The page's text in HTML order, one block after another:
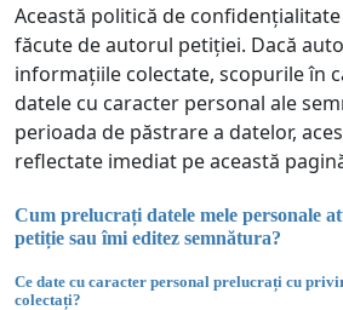
Această politică de
făcute de autorul petiției. Dacă
informațiile colectate, scopurile în
datele cu caracter personal ale
perioada de păstrare a datelor,
reflectate imediat pe această
Cum prelucrați datele mele personale
petiție sau îmi editez semnătura?
Ce date cu caracter personal prelucrați cu
colectați?